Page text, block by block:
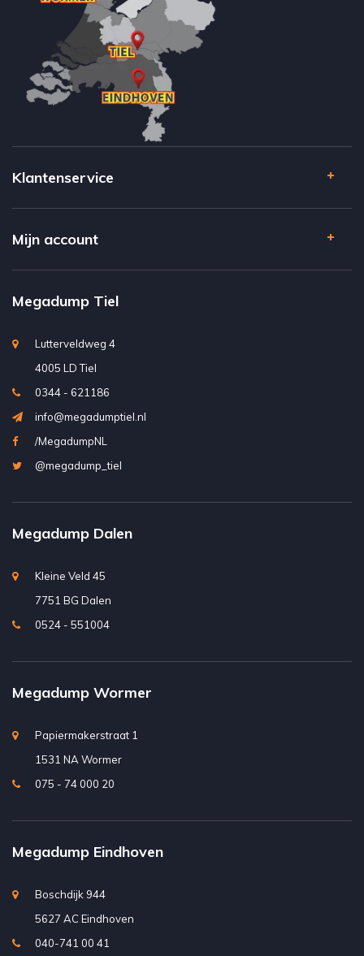
Klantenservice
Mijn account
Megadump Tiel
Lutterveldweg 4
4005 LD Tiel
0344 - 621186
info@megadumptiel.nl
/MegadumpNL
@megadump_tiel
Megadump Dalen
Kleine Veld 45
7751 BG Dalen
0524 - 551004
Megadump Wormer
Papiermakerstraat 1
1531 NA Wormer
075 - 74 000 20
Megadump Eindhoven
Boschdijk 944
5627 AC Eindhoven
040-741 00 41